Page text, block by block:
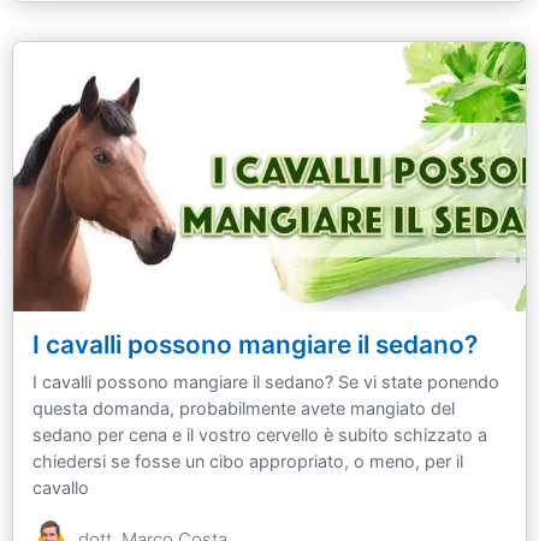
I cavalli possono mangiare il sedano?
I cavalli possono mangiare il sedano? Se vi state ponendo
questa domanda, probabilmente avete mangiato del
sedano per cena e il vostro cervello è subito schizzato a
chiedersi se fosse un cibo appropriato, o meno, per il
cavallo